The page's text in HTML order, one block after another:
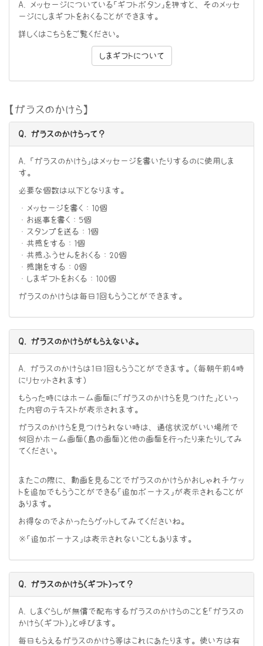
A. メッセージについている「ギフトボタン」を押すと、そのメッセ
ージにしまギフトをおくることができます。
詳しくはこちらをご覧ください。
しまギフトについて
【ガラスのかけら】
Q. ガラスのかけらって？
A. 「ガラスのかけら」はメッセージを書いたりするのに使用しま
す。
必要な個数は以下となります。
・メッセージを書く：10個
・お返事を書く：5個
・スタンプを送る：1個
・共感をする：1個
・共感ふうせんをおくる：20個
・感謝をする：0個
・しまギフトをおくる：100個
ガラスのかけらは毎日１回もらうことができます。
Q. ガラスのかけらがもらえないよ。
A. ガラスのかけらは１日１回もらうことができます。（毎朝午前4時
にリセットされます）
もらった時にはホーム画面に「ガラスのかけらを見つけた」といっ
た内容のテキストが表示されます。
ガラスのかけらを見つけられない時は、通信状況がいい場所で
何回かホーム画面（島の画面）と他の画面を行ったり来たりしてみ
てください。
またこの際に、動画を見ることでガラスのかけらかおしゃれチケッ
トを追加でもらうことができる「追加ボーナス」が表示されることが
あります。
お得なのでよかったらゲットしてみてくださいね。
※「追加ボーナス」は表示されないこともあります。
Q. ガラスのかけら（ギフト）って？
A. しまぐらしが無償で配布するガラスのかけらのことを「ガラスの
かけら（ギフト）」と呼びます。
毎日もらえるガラスのかけら等はこれにあたります。使い方は有